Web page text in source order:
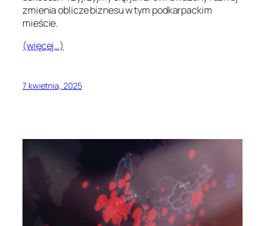
zmienia oblicze biznesu w tym podkarpackim
mieście.
(więcej…)
7 kwietnia, 2025